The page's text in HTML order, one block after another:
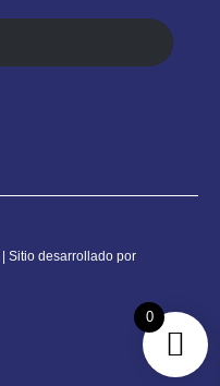
| Sitio desarrollado por
0